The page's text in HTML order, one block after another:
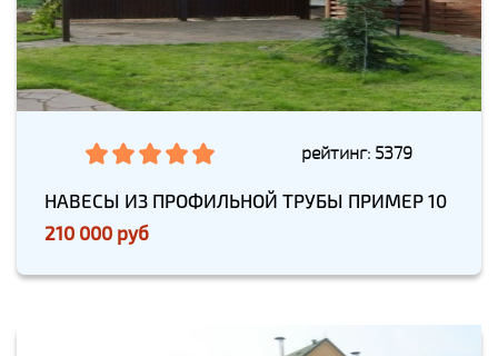
рейтинг: 5379
НАВЕСЫ ИЗ ПРОФИЛЬНОЙ ТРУБЫ ПРИМЕР 10
210 000 руб